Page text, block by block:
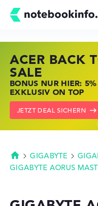
ACER BACK
SALE
BONUS NUR HIER:
EXKLUSIV ON TOP
JETZT DEAL SICHERN
HP STORE
JETZT ZUGREIFEN:
KRÄFTIG REDUZIERT
ZU DEN HP ANGEBOTEN
LENOVO
NOTEBOOKS BEI
KRÄFTIG REDUZIERT
LENOVO DEALS ZEIGEN
Startseite
GIGABYTE
GIGABYTE AORUS